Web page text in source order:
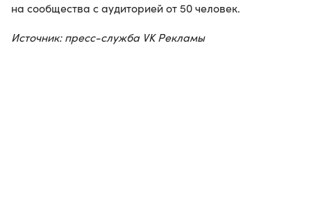
на сообщества с аудиторией от 50 человек.
Источник: пресс-служба VK Рекламы